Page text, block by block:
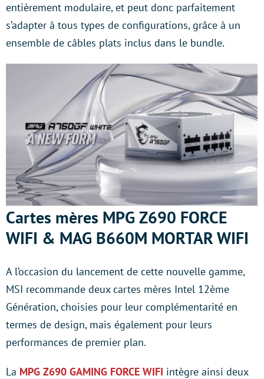
entièrement modulaire, et peut donc parfaitement
s’adapter à tous types de configurations, grâce à un
ensemble de câbles plats inclus dans le bundle.
Cartes mères MPG Z690 FORCE
WIFI & MAG B660M MORTAR WIFI
A l’occasion du lancement de cette nouvelle gamme,
MSI recommande deux cartes mères Intel 12ème
Génération, choisies pour leur complémentarité en
termes de design, mais également pour leurs
performances de premier plan.
La MPG Z690 GAMING FORCE WIFI intègre ainsi deux